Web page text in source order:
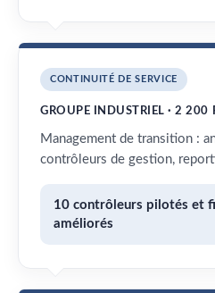
CONTINUITÉ DE SERVICE
GROUPE INDUSTRIEL · 2 200
Management de transition :
contrôleurs de gestion,
10 contrôleurs pilotés et
améliorés